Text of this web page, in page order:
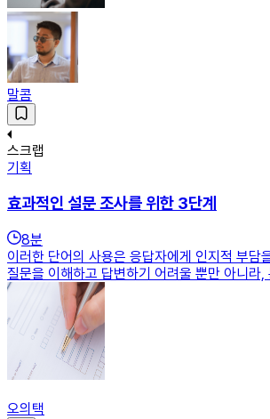
말콤
스크랩
기획
효과적인 설문 조사를 위한 3단계
8분
이러한 단어의 사용은 응답자에게 인지적 부
질문을 이해하고 답변하기 어려울 뿐만 아니라,
오의택